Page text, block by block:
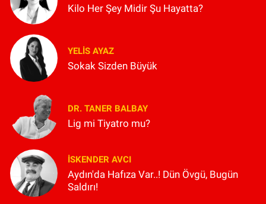
Kilo Her Şey Midir Şu Hayatta?
YELIS AYAZ
Sokak Sizden Büyük
DR. TANER BALBAY
Lig mi Tiyatro mu?
İSKENDER AVCI
Aydın'da Hafıza Var..! Dün Övgü, Bugün
Saldırı!